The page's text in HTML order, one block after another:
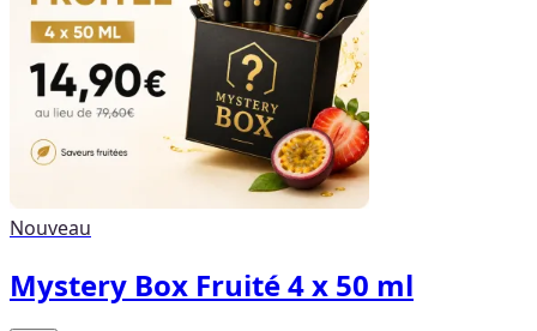
Nouveau
Mystery Box Fruité 4 x 50 ml